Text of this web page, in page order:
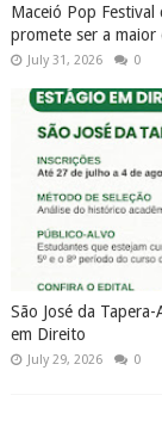
Maceió Pop Festival
promete ser a maior
July 31, 2026 0
São José da
em Direito
July 29, 2026 0